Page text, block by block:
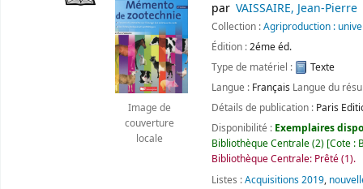
Image de
couverture
locale
par VAISSAIRE, Jean-Pierre
Collection :Agriproduction :
Édition :2éme éd.
Type de matériel :
Texte
Langue : Français Langue du
Détails de publication : Paris
Disponibilité : Exemplaires
Bibliothèque Centrale(2) Cote :
Bibliothèque Centrale: Prêté(1).
Listes :Acquisitions 2019,